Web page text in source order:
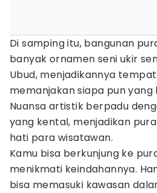
Di samping itu, bangunan
banyak ornamen seni ukir
Ubud, menjadikannya
memanjakan siapa pun yang
Nuansa artistik berpadu
yang kental, menjadikan
hati para wisatawan.
Kamu bisa berkunjung ke
menikmati keindahannya.
bisa memasuki kawasan